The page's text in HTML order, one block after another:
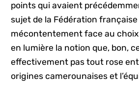
points qui avaient
sujet de la Fédération
mécontentement face au choix
en lumière la notion que, bon,
effectivement pas tout rose
origines camerounaises et